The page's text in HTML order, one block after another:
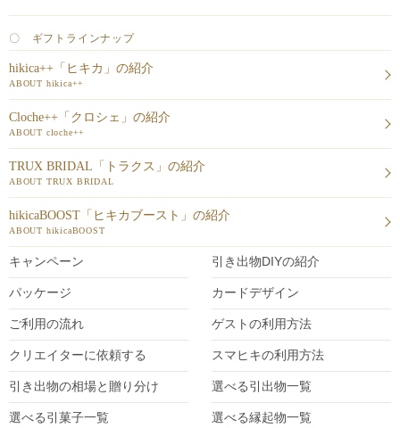
〇 ギフトラインナップ
hikica++「ヒキカ」の紹介
ABOUT hikica++
Cloche++「クロシェ」の紹介
ABOUT cloche++
TRUX BRIDAL「トラクス」の紹介
ABOUT TRUX BRIDAL
hikicaBOOST「ヒキカブースト」の紹介
ABOUT hikicaBOOST
キャンペーン 引き出物DIYの紹介
パッケージ カードデザイン
ご利用の流れ ゲストの利用方法
クリエイターに依頼する スマヒキの利用方法
引き出物の相場と贈り分け 選べる引出物一覧
選べる引菓子一覧 選べる縁起物一覧